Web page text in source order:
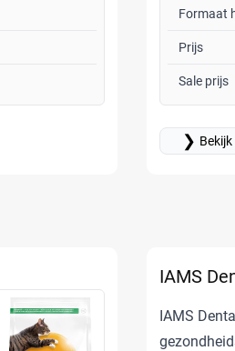
Formaat
Prijs
Sale prijs
❯
IAMS
IAMS